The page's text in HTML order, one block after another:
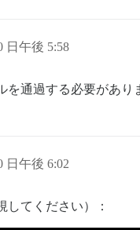
日午後 5:58
通過する必要があり
日午後 6:02
してください）：